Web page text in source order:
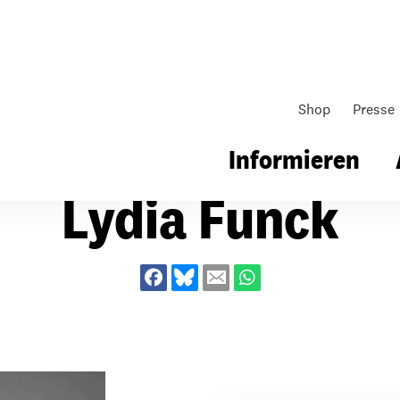
Shop Presse
Informieren
Unsere Arbeit Gemeindearbeit
Lydia Funck